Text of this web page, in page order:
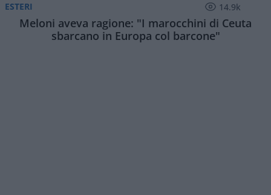
ESTERI 14.9k
Meloni aveva ragione: "I marocchini di Ceuta
sbarcano in Europa col barcone"